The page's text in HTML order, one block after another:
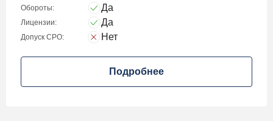
Обороты: Да
Лицензии: Да
Допуск СРО: Нет
Подробнее